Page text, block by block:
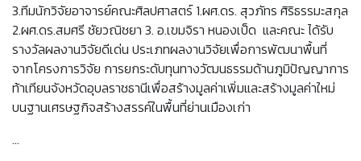
3.ทีมนักวิจัยอาจารย์คณะศิลปศาสตร์ 1.ผศ.ดร. สุวภัทร ศิริธรรมะสกุล
2.ผศ.ดร.สมศรี ชัยวณิชยา 3. อ.เขมจิรา หนองเป็ด และคณะ ได้รับ
รางวัลผลงานวิจัยดีเด่น ประเภทผลงานวิจัยเพื่อการพัฒนาพื้นที่
จากโครงการวิจัย การยกระดับทุนทางวัฒนธรรมด้านภูมิปัญญาการ
ท้าเทียนจังหวัดอุบลราชธานีเพื่อสร้างมูลค่าเพิ่มและสร้างมูลค่าใหม่
บนฐานเศรษฐกิจสร้างสรรค์ในพื้นที่ย่านเมืองเก่า
...